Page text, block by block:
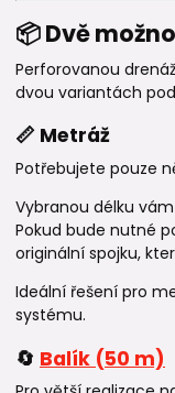
📦 Dvě
Perforovanou
dvou variantách
📏 Metráž
Potřebujete pouze
Vybranou délku
Pokud bude nutné
originální spojku,
Ideální řešení pro
systému.
🔄 Balík (50 m)